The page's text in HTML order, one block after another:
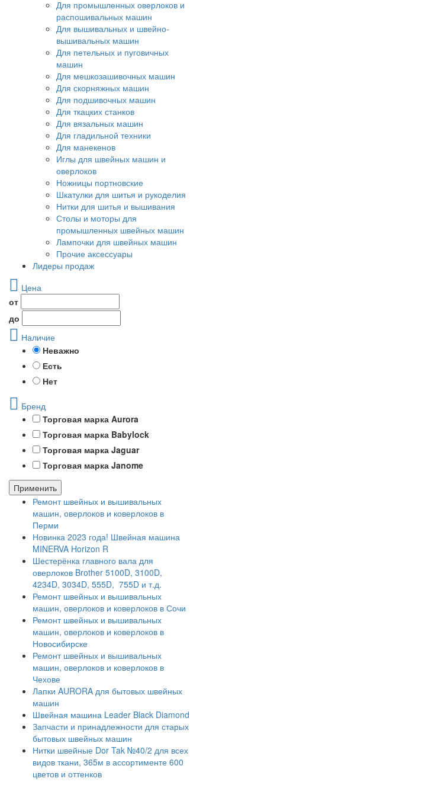
Для промышленных оверлоков и
распошивальных машин
Для вышивальных и швейно-
вышивальных машин
Для петельных и пуговичных
машин
Для мешкозашивочных машин
Для скорняжных машин
Для подшивочных машин
Для ткацких станков
Для вязальных машин
Для гладильной техники
Для манекенов
Иглы для швейных машин и
оверлоков
Ножницы портновские
Шкатулки для шитья и рукоделия
Нитки для шитья и вышивания
Столы и моторы для
промышленных швейных машин
Лампочки для швейных машин
Прочие аксессуары
Лидеры продаж
Цена
от
до
Наличие
Неважно
Есть
Нет
Бренд
Торговая марка Aurora
Торговая марка Babylock
Торговая марка Jaguar
Торговая марка Janome
Применить
Ремонт швейных и вышивальных
машин, оверлоков и коверлоков в
Перми
Новинка 2023 года! Швейная машина
MINERVA Horizon R
Шестерёнка главного вала для
оверлоков Brother 5100D, 3100D,
4234D, 3034D, 555D, 755D и т.д.
Ремонт швейных и вышивальных
машин, оверлоков и коверлоков в Сочи
Ремонт швейных и вышивальных
машин, оверлоков и коверлоков в
Новосибирске
Ремонт швейных и вышивальных
машин, оверлоков и коверлоков в
Чехове
Лапки AURORA для бытовых швейных
машин
Швейная машина Leader Black Diamond
Запчасти и принадлежности для старых
бытовых швейных машин
Нитки швейные Dor Tak №40/2 для всех
видов ткани, 365м в ассортименте 600
цветов и оттенков